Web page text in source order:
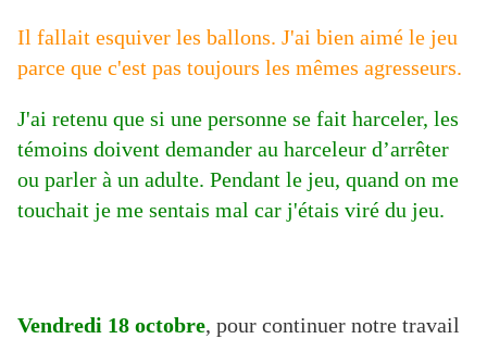
Il fallait esquiver les ballons. J'ai bien aimé le jeu
parce que c'est pas toujours les mêmes agresseurs.
J'ai retenu que si une personne se fait harceler, les
témoins doivent demander au harceleur d’arrêter
ou parler à un adulte. Pendant le jeu, quand on me
touchait je me sentais mal car j'étais viré du jeu.
Vendredi 18 octobre, pour continuer notre travail